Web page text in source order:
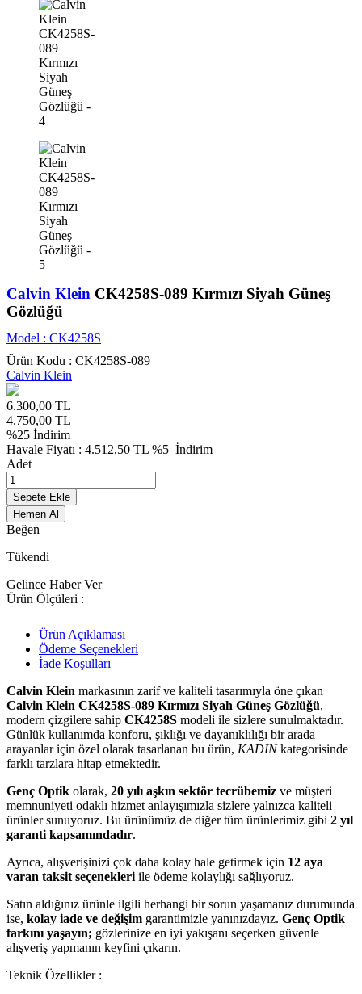
Calvin Klein CK4258S-089 Kırmızı Siyah Güneş
Gözlüğü
Model : CK4258S
Ürün Kodu : CK4258S-089
Calvin Klein
6.300,00 TL
4.750,00 TL
%25 İndirim
Havale Fiyatı : 4.512,50 TL %5 İndirim
Adet
Sepete Ekle
Hemen Al
Beğen
Tükendi
Gelince Haber Ver
Ürün Ölçüleri :
Ürün Açıklaması
Ödeme Seçenekleri
İade Koşulları
Calvin Klein markasının zarif ve kaliteli tasarımıyla öne çıkan
Calvin Klein CK4258S-089 Kırmızı Siyah Güneş Gözlüğü,
modern çizgilere sahip CK4258S modeli ile sizlere sunulmaktadır.
Günlük kullanımda konforu, şıklığı ve dayanıklılığı bir arada
arayanlar için özel olarak tasarlanan bu ürün, KADINkategorisinde
farklı tarzlara hitap etmektedir.
Genç Optik olarak, 20 yılı aşkın sektör tecrübemiz ve müşteri
memnuniyeti odaklı hizmet anlayışımızla sizlere yalnızca kaliteli
ürünler sunuyoruz. Bu ürünümüz de diğer tüm ürünlerimiz gibi 2 yıl
garanti kapsamındadır.
Ayrıca, alışverişinizi çok daha kolay hale getirmek için 12 aya
varan taksit seçenekleri ile ödeme kolaylığı sağlıyoruz.
Satın aldığınız ürünle ilgili herhangi bir sorun yaşamanız durumunda
ise, kolay iade ve değişim garantimizle yanınızdayız. Genç Optik
farkını yaşayın; gözlerinize en iyi yakışanı seçerken güvenle
alışveriş yapmanın keyfini çıkarın.
Teknik Özellikler :